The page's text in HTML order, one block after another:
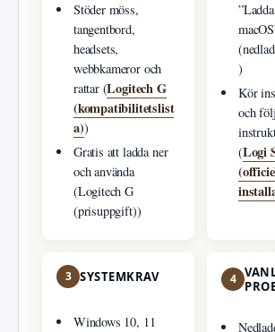
Stöder möss,
tangentbord,
headsets,
webbkameror och
rattar (Logitech G
(kompatibilitetslist
a))
Gratis att ladda ner
och använda
(Logitech G
(prisuppgift))
)
Kör
och följ
(Logi
3 SYSTEMKRAV
Windows 10, 11
4